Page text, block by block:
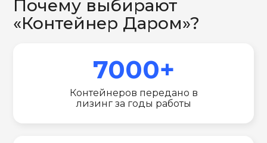
Почему выбирают
«Контейнер Даром»?
7000+
Контейнеров передано в
лизинг за годы работы